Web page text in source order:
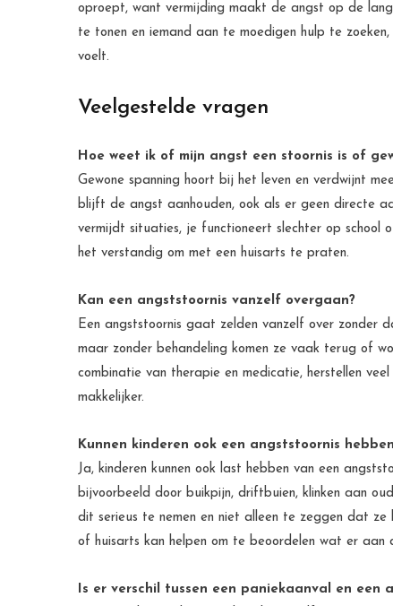
oproept, want vermijding maakt de angst op de
te tonen en iemand aan te moedigen hulp te
voelt.
Veelgestelde vragen
Hoe weet ik of mijn angst een stoornis is of
Gewone spanning hoort bij het leven en verdwijnt
blijft de angst aanhouden, ook als er geen directe
vermijdt situaties, je functioneert slechter op school
het verstandig om met een huisarts te praten.
Kan een angststoornis vanzelf overgaan?
Een angststoornis gaat zelden vanzelf over zonder
maar zonder behandeling komen ze vaak terug of
combinatie van therapie en medicatie, herstellen
makkelijker.
Kunnen kinderen ook een angststoornis
Ja, kinderen kunnen ook last hebben van een
bijvoorbeeld door buikpijn, driftbuien, klinken aan
dit serieus te nemen en niet alleen te zeggen dat ze
of huisarts kan helpen om te beoordelen wat er aan
Is er verschil tussen een paniekaanval en een